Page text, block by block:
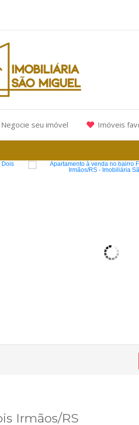
Negocie seu imóvel Imóveis
Irmãos/RS